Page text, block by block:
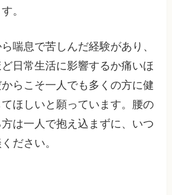
。
喘息で苦しんだ経験があり、
日常生活に影響するか痛いほ
らこそ一人でも多くの方に健
ほしいと願っています。腰の
は一人で抱え込まずに、いつ
ださい。